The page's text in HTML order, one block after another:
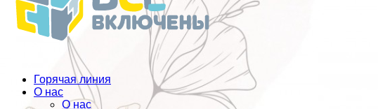
Горячая линия
О нас
О нас